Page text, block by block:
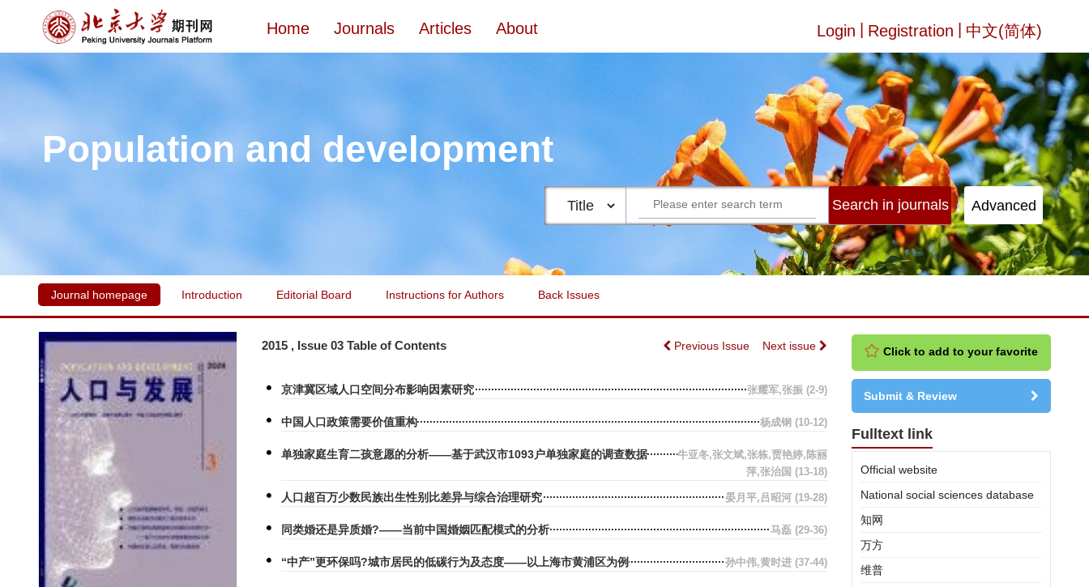
Login Registration 中文(简体)
Home Journals Articles About
Population and development
Journal homepage Introduction Editorial Board Instructions for Authors Back Issues
2015 , Issue 03 Table of Contents Previous Issue Next issue
京津冀区域人口空间分布影响因素研究 张耀军,张振 (2-9)
中国人口政策需要价值重构 杨成钢 (10-12)
单独家庭生育二孩意愿的分析——基于武汉市1093户单独家庭的调查数据
牛亚冬,张文斌,张栋,贾艳婷,陈丽
萍,张治国 (13-18)
人口超百万少数民族出生性别比差异与综合治理研究 晏月平,吕昭河 (19-28)
同类婚还是异质婚?——当前中国婚姻匹配模式的分析 马磊 (29-36)
“中产”更环保吗?城市居民的低碳行为及态度——以上海市黄浦区为例 孙中伟,黄时进 (37-44)
Click to add to your favorite
Submit & Review
Fulltext link
Official website
National social sciences database
知网
万方
维普